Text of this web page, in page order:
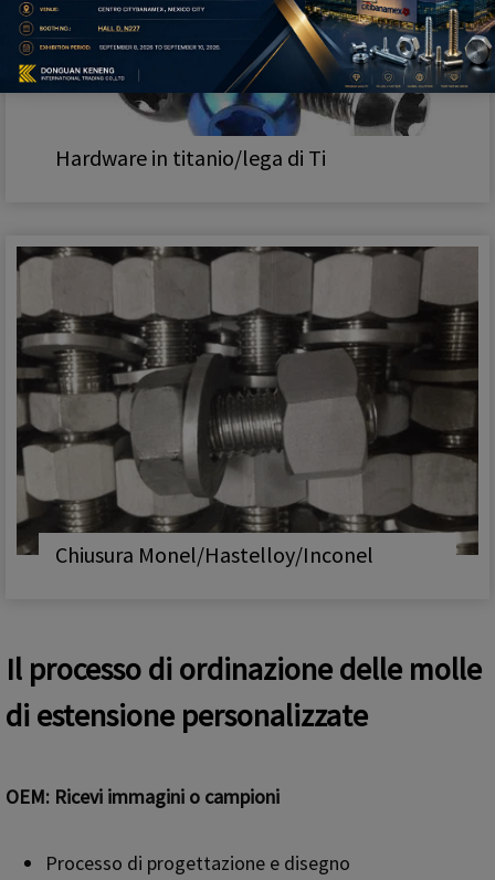
Hardware in titanio/lega di Ti
Chiusura Monel/Hastelloy/Inconel
Il processo di ordinazione delle molle
di estensione personalizzate
OEM: Ricevi immagini o campioni
Processo di progettazione e disegno